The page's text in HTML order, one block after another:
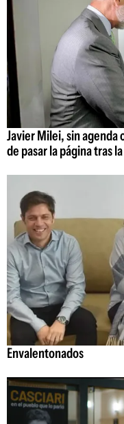
Javier Milei, sin agenda
de pasar la página tras
Envalentonados